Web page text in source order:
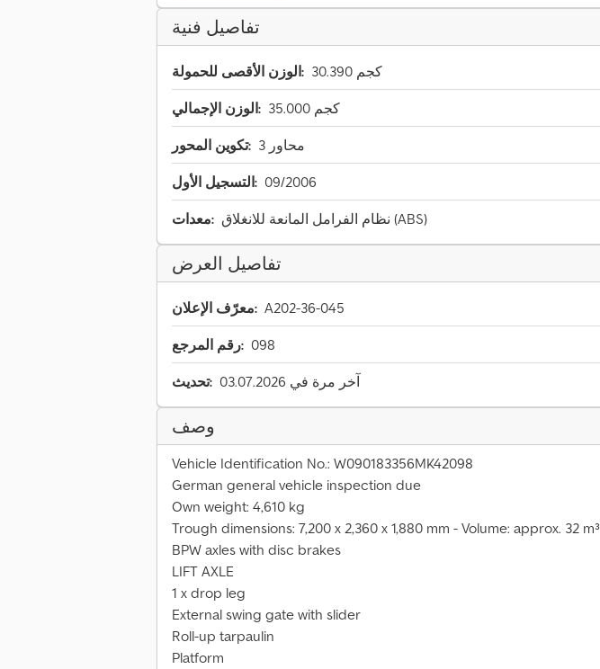
تفاصيل فنية
الوزن الأقصى للحمولة: 30.390 كجم
الوزن الإجمالي: 35.000 كجم
تكوين المحور: 3 محاور
التسجيل الأول: 09/2006
معدات: نظام الفرامل المانعة للانغلاق (ABS)
تفاصيل العرض
معرّف الإعلان: A202-36-045
رقم المرجع: 098
تحديث: آخر مرة في 03.07.2026
وصف
Vehicle Identification No.: W090183356MK42098
German general vehicle inspection due
Own weight: 4,610 kg
Trough dimensions: 7,200 x 2,360 x 1,880 mm - Volume: approx. 32 m³
BPW axles with disc brakes
LIFT AXLE
1 x drop leg
External swing gate with slider
Roll-up tarpaulin
Platform